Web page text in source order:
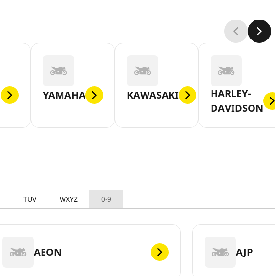
YAMAHA KAWASAKI
HARLEY-
DAVIDSON
TUV WXYZ 0-9
AEON AJP